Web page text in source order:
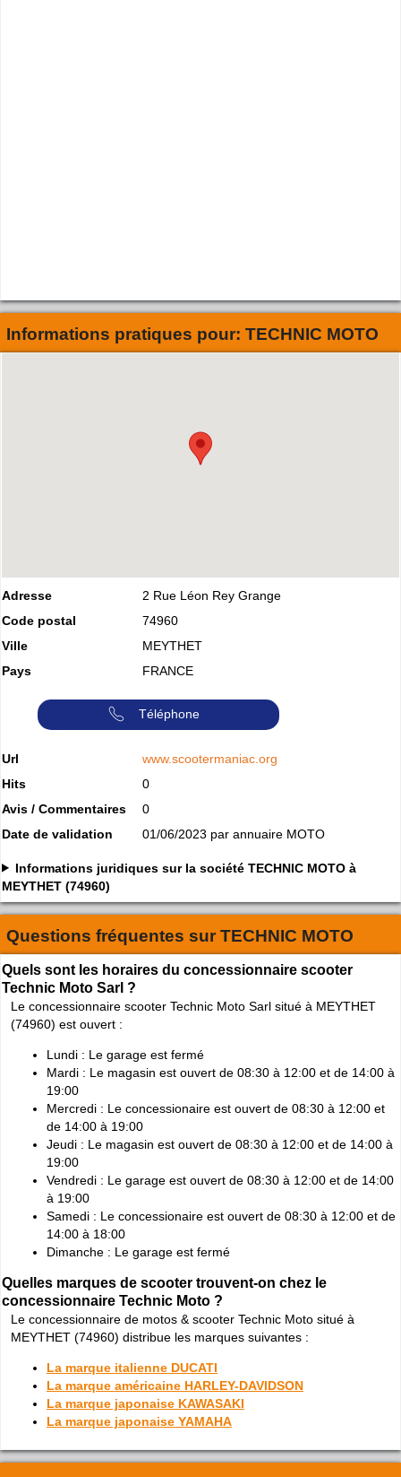
Informations pratiques pour: TECHNIC MOTO
Adresse
2 Rue Léon Rey Grange
Code postal
74960
Ville
MEYTHET
Pays
FRANCE
Téléphone
Url
www.scootermaniac.org
Hits
0
Avis / Commentaires
0
Date de validation
01/06/2023 par annuaire MOTO
Informations juridiques sur la société TECHNIC MOTO à
MEYTHET (74960)
Questions fréquentes surTECHNIC MOTO
Quels sont les horaires du concessionnaire scooter
Technic Moto Sarl ?
Le concessionnaire scooter Technic Moto Sarl situé à MEYTHET
(74960) est ouvert :
Lundi : Le garage est fermé
Mardi : Le magasin est ouvert de 08:30 à 12:00 et de 14:00 à
19:00
Mercredi : Le concessionaire est ouvert de 08:30 à 12:00 et
de 14:00 à 19:00
Jeudi : Le magasin est ouvert de 08:30 à 12:00 et de 14:00 à
19:00
Vendredi : Le garage est ouvert de 08:30 à 12:00 et de 14:00
à 19:00
Samedi : Le concessionaire est ouvert de 08:30 à 12:00 et de
14:00 à 18:00
Dimanche : Le garage est fermé
Quelles marques de scooter trouvent-on chez le
concessionnaire Technic Moto ?
Le concessionnaire de motos & scooter Technic Moto situé à
MEYTHET (74960) distribue les marques suivantes :
La marque italienne DUCATI
La marque américaine HARLEY-DAVIDSON
La marque japonaise KAWASAKI
La marque japonaise YAMAHA